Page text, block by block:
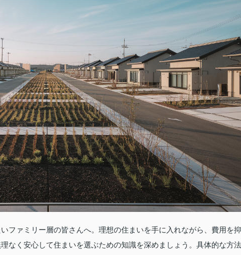
ファミリー層の皆さんへ。理想の住まいを手に入れながら、費用を抑
なく安心して住まいを選ぶための知識を深めましょう。具体的な方法